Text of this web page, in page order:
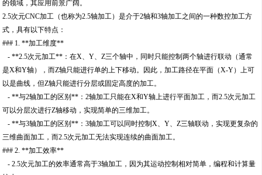
的领域，其应用前景广阔。
2.5次元CNC加工（也称为2.5轴加工）是介于2轴和3轴加工之间的一种数控加工方
式，具有以下特点：
### 1. **加工维度**
- **2.5次元加工**：在X、Y、Z三个轴中，同时只能控制两个轴进行联动（通常
是X和Y轴），而Z轴只能进行单的上下移动。因此，加工路径在平面（X-Y）上可
以是曲线，但Z轴只能进行分层或固定高度的加工。
- **与2轴加工的区别**：2轴加工只能在X和Y轴上进行平面加工，而2.5次元加工
可以分层次进行Z轴移动，实现简单的三维加工。
- **与3轴加工的区别**：3轴加工可以同时控制X、Y、Z三轴联动，实现更复杂的
三维曲面加工，而2.5次元加工无法实现连续的曲面加工。
### 2. **加工效率**
- 2.5次元加工的效率通常高于3轴加工，因为其运动控制相对简单，编程和计算量